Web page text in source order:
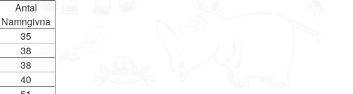
Antal
Namngivna
35
38
38
40